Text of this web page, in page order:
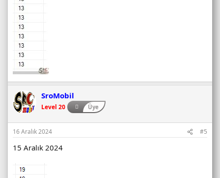
SroMobil
Level 20 Üye
16 Aralık 2024 #5
15 Aralık 2024